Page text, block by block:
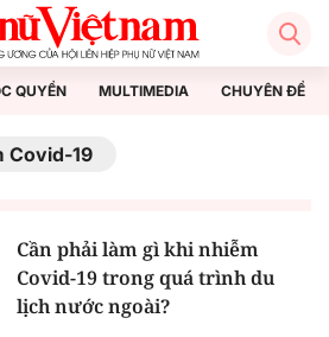
QUYỀN MULTIMEDIA CHUYÊN ĐỀ
Covid-19
Cần phải làm gì khi nhiễm
Covid-19 trong quá trình du
lịch nước ngoài?